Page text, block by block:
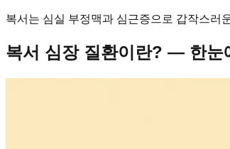
복서는 심실 부정맥과 심근증으로 갑작스러
복서 심장 질환이란? — 한눈